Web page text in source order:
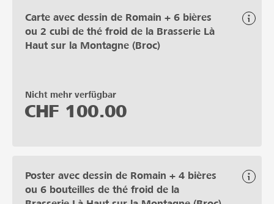
Carte avec dessin de Romain + 6 bières
ou 2 cubi de thé froid de la Brasserie Là
Haut sur la Montagne (Broc)
Nicht mehr verfügbar
CHF 100.00
Poster avec dessin de Romain + 4 bières
ou 6 bouteilles de thé froid de la